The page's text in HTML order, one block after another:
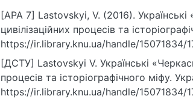
[APA 7] Lastovskyi, V. (2016). Українські
цивілізаційних процесів та
https://ir.library.knu.ua/handle/15071834/
[ДСТУ] Lastovskyi V. Українські
процесів та історіографічного міфу.
https://ir.library.knu.ua/handle/15071834/